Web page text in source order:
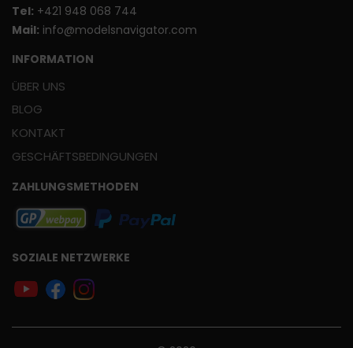
Tel: +421 948 068 744
Mail: info@modelsnavigator.com
INFORMATION
ÜBER UNS
BLOG
KONTAKT
GESCHÄFTSBEDINGUNGEN
ZAHLUNGSMETHODEN
SOZIALE NETZWERKE